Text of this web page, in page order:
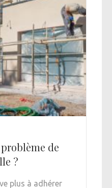
de
?
plus à adhérer